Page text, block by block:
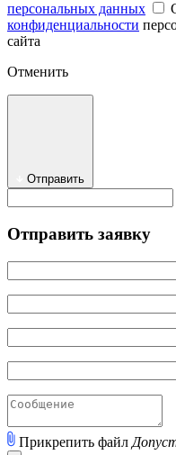
персональных данных
конфиденциальности
сайта
Отменить
Отправить
Отправить заявку
Прикрепить файл